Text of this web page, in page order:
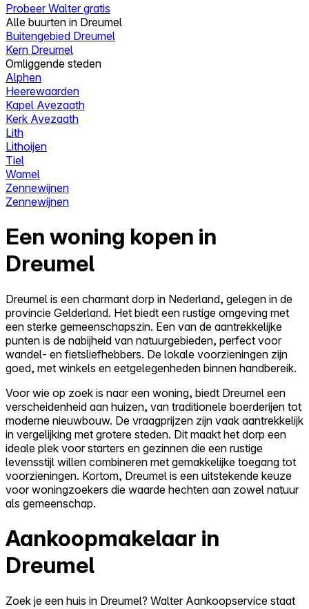
Probeer Walter gratis
Alle buurten in Dreumel
Buitengebied Dreumel
Kern Dreumel
Omliggende steden
Alphen
Heerewaarden
Kapel Avezaath
Kerk Avezaath
Lith
Lithoijen
Tiel
Wamel
Zennewijnen
Zennewijnen
Een woning kopen in
Dreumel
Dreumel is een charmant dorp in Nederland, gelegen in de
provincie Gelderland. Het biedt een rustige omgeving met
een sterke gemeenschapszin. Een van de aantrekkelijke
punten is de nabijheid van natuurgebieden, perfect voor
wandel- en fietsliefhebbers. De lokale voorzieningen zijn
goed, met winkels en eetgelegenheden binnen handbereik.
Voor wie op zoek is naar een woning, biedt Dreumel een
verscheidenheid aan huizen, van traditionele boerderijen tot
moderne nieuwbouw. De vraagprijzen zijn vaak aantrekkelijk
in vergelijking met grotere steden. Dit maakt het dorp een
ideale plek voor starters en gezinnen die een rustige
levensstijl willen combineren met gemakkelijke toegang tot
voorzieningen. Kortom, Dreumel is een uitstekende keuze
voor woningzoekers die waarde hechten aan zowel natuur
als gemeenschap.
Aankoopmakelaar in
Dreumel
Zoek je een huis in Dreumel? Walter Aankoopservice staat